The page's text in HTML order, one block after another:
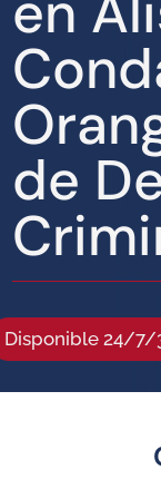
de
Disponible 24/7/